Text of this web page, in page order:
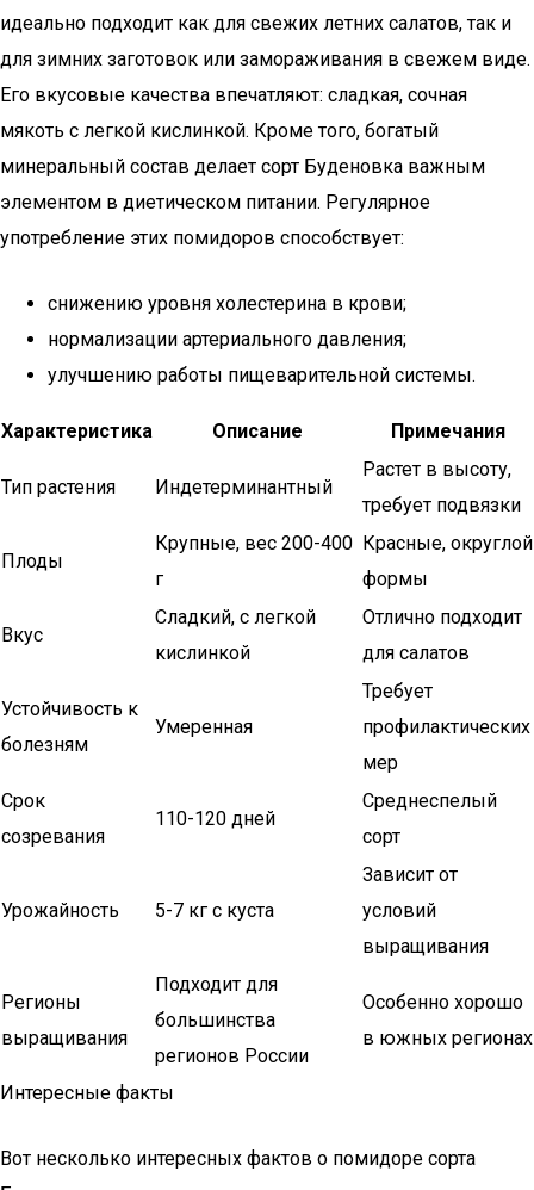
идеально подходит как для свежих летних салатов, так и
для зимних заготовок или замораживания в свежем виде.
Его вкусовые качества впечатляют: сладкая, сочная
мякоть с легкой кислинкой. Кроме того, богатый
минеральный состав делает сорт Буденовка важным
элементом в диетическом питании. Регулярное
употребление этих помидоров способствует:
снижению уровня холестерина в крови;
нормализации артериального давления;
улучшению работы пищеварительной системы.
Характеристика Описание Примечания
Тип растения Индетерминантный
Растет в высоту,
требует подвязки
Плоды
Крупные, вес 200-400
г
Красные, округлой
формы
Вкус
Сладкий, с легкой
кислинкой
Отлично подходит
для салатов
Устойчивость к
болезням
Умеренная
Требует
профилактических
мер
Срок
созревания
110-120 дней
Среднеспелый
сорт
Урожайность 5-7 кг с куста
Зависит от
условий
выращивания
Регионы
выращивания
Подходит для
большинства
регионов России
Особенно хорошо
в южных регионах
Интересные факты
Вот несколько интересных фактов о помидоре сорта